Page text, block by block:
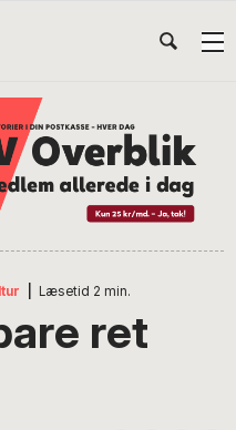
Læsetid 2 min.
ret